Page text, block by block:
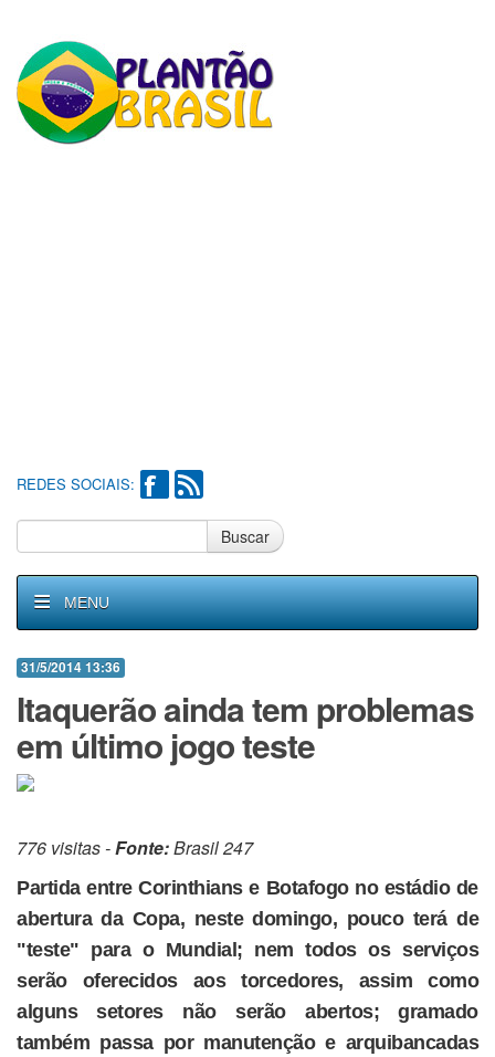
REDES SOCIAIS:
Buscar
MENU
31/5/2014 13:36
Itaquerão ainda tem problemas
em último jogo teste
776 visitas -Fonte:Brasil 247
Partida entre Corinthians e Botafogo no estádio de
abertura da Copa, neste domingo, pouco terá de
"teste" para o Mundial; nem todos os serviços
serão oferecidos aos torcedores, assim como
alguns setores não serão abertos; gramado
também passa por manutenção e arquibancadas